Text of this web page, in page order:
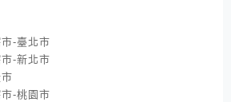
-臺北市
-新北市
-桃園市